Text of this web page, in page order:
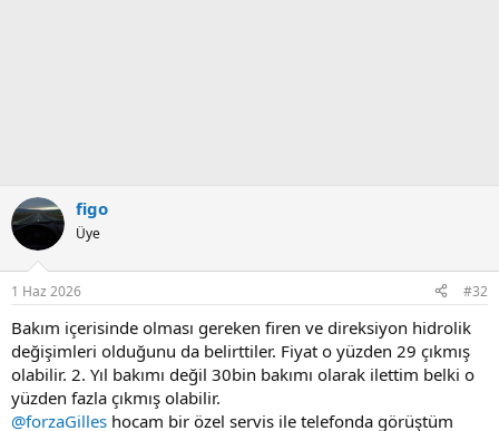
figo
Üye
1 Haz 2026 #32
Bakım içerisinde olması gereken firen ve direksiyon hidrolik
değişimleri olduğunu da belirttiler. Fiyat o yüzden 29 çıkmış
olabilir. 2. Yıl bakımı değil 30bin bakımı olarak ilettim belki o
yüzden fazla çıkmış olabilir.
@forzaGilles hocam bir özel servis ile telefonda görüştüm